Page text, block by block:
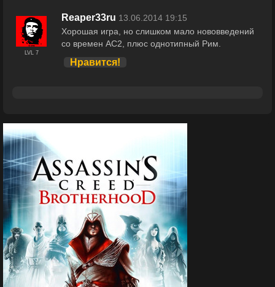
LVL 7
Reaper33ru 13.06.2014 19:15
Хорошая игра, но слишком мало нововведений
со времен AC2, плюс однотипный Рим.
Нравится!